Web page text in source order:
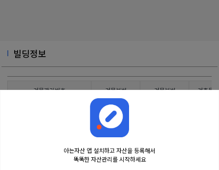
빌딩정보
건물관리번호 건물본번 건물부번 건축물
57
아는자산 앱 설치하고 자산을 등록해서
똑똑한 자산관리를 시작하세요